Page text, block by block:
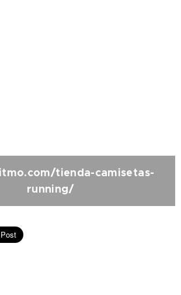
tienda-camisetas-
running/